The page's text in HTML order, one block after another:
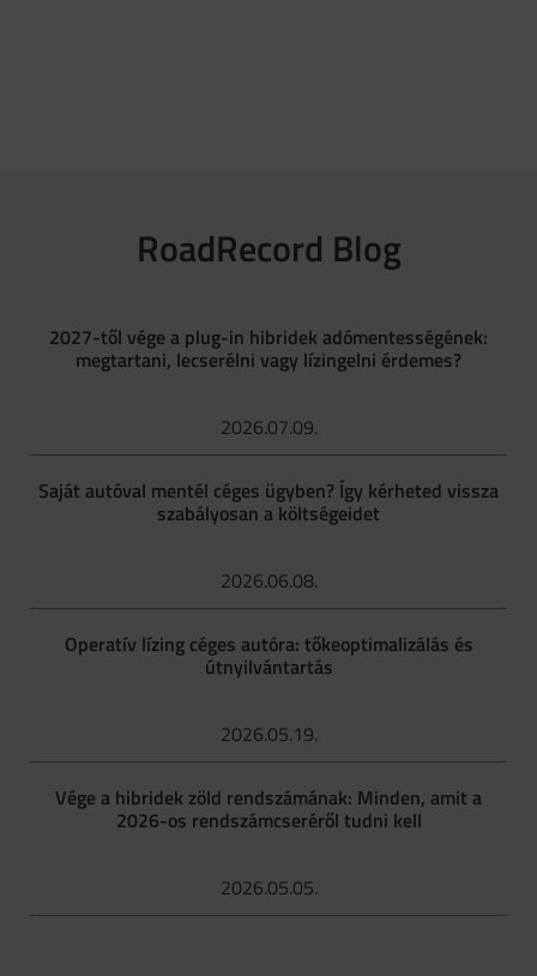
RoadRecord Blog
2027-től vége a plug-in hibridek adómentességének:
megtartani, lecserélni vagy lízingelni érdemes?
2026.07.09.
Saját autóval mentél céges ügyben? Így kérheted vissza
szabályosan a költségeidet
2026.06.08.
Operatív lízing céges autóra: tőkeoptimalizálás és
útnyilvántartás
2026.05.19.
Vége a hibridek zöld rendszámának: Minden, amit a
2026-os rendszámcseréről tudni kell
2026.05.05.